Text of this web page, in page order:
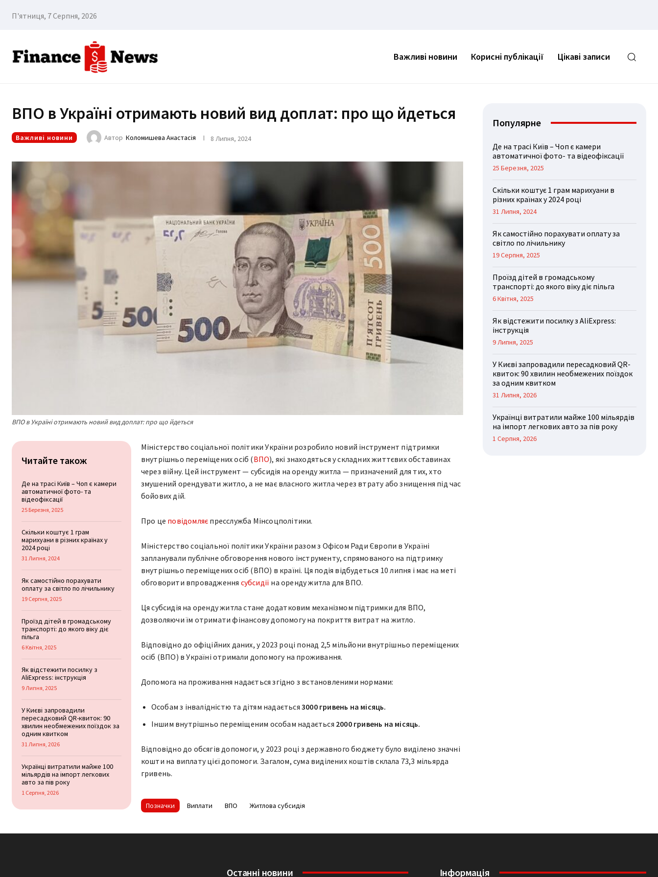
П'ятниця, 7 Серпня, 2026
Важливі новини Корисні публікації Цікаві записи
ВПО в Україні отримають новий вид доплат: про що йдеться
Важливі новини Автор Коломишева Анастасія 8 Липня, 2024
ВПО в Україні отримають новий вид доплат: про що йдеться
Читайте також
Де на трасі Київ – Чоп є камери
автоматичної фото- та
відеофіксації
25 Березня, 2025
Скільки коштує 1 грам
марихуани в різних країнах у
2024 році
31 Липня, 2024
Як самостійно порахувати
оплату за світло по лічильнику
19 Серпня, 2025
Проїзд дітей в громадському
транспорті: до якого віку діє
пільга
6 Квітня, 2025
Як відстежити посилку з
AliExpress: інструкція
9 Липня, 2025
У Києві запровадили
пересадковий QR-квиток: 90
хвилин необмежених поїздок за
одним квитком
31 Липня, 2026
Українці витратили майже 100
мільярдів на імпорт легкових
авто за пів року
1 Серпня, 2026
Міністерство соціальної політики України розробило новий інструмент підтримки
внутрішньо переміщених осіб (ВПО), які знаходяться у складних життєвих обставинах
через війну. Цей інструмент — субсидія на оренду житла — призначений для тих, хто
змушений орендувати житло, а не має власного житла через втрату або знищення під час
бойових дій.
Про це повідомляє пресслужба Мінсоцполітики.
Міністерство соціальної політики України разом з Офісом Ради Європи в Україні
запланували публічне обговорення нового інструменту, спрямованого на підтримку
внутрішньо переміщених осіб (ВПО) в країні. Ця подія відбудеться 10 липня і має на меті
обговорити впровадження субсидії на оренду житла для ВПО.
Ця субсидія на оренду житла стане додатковим механізмом підтримки для ВПО,
дозволяючи їм отримати фінансову допомогу на покриття витрат на житло.
Відповідно до офіційних даних, у 2023 році понад 2,5 мільйони внутрішньо переміщених
осіб (ВПО) в Україні отримали допомогу на проживання.
Допомога на проживання надається згідно з встановленими нормами:
Особам з інвалідністю та дітям надається 3000 гривень на місяць.
Іншим внутрішньо переміщеним особам надається 2000 гривень на місяць.
Відповідно до обсягів допомоги, у 2023 році з державного бюджету було виділено значні
кошти на виплату цієї допомоги. Загалом, сума виділених коштів склала 73,3 мільярда
гривень.
Позначки Виплати ВПО Житлова субсидія
Популярне
Де на трасі Київ – Чоп є камери
автоматичної фото- та відеофіксації
25 Березня, 2025
Скільки коштує 1 грам марихуани в
різних країнах у 2024 році
31 Липня, 2024
Як самостійно порахувати оплату за
світло по лічильнику
19 Серпня, 2025
Проїзд дітей в громадському
транспорті: до якого віку діє пільга
6 Квітня, 2025
Як відстежити посилку з AliExpress:
інструкція
9 Липня, 2025
У Києві запровадили пересадковий QR-
квиток: 90 хвилин необмежених поїздок
за одним квитком
31 Липня, 2026
Українці витратили майже 100 мільярдів
на імпорт легкових авто за пів року
1 Серпня, 2026
Останні новини Інформація